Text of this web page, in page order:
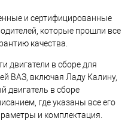
и сертифицированные
которые прошли все
качества.
двигатели в сборе для
ВАЗ, включая Ладу Калину,
двигатель в сборе
где указаны все его
и комплектация.